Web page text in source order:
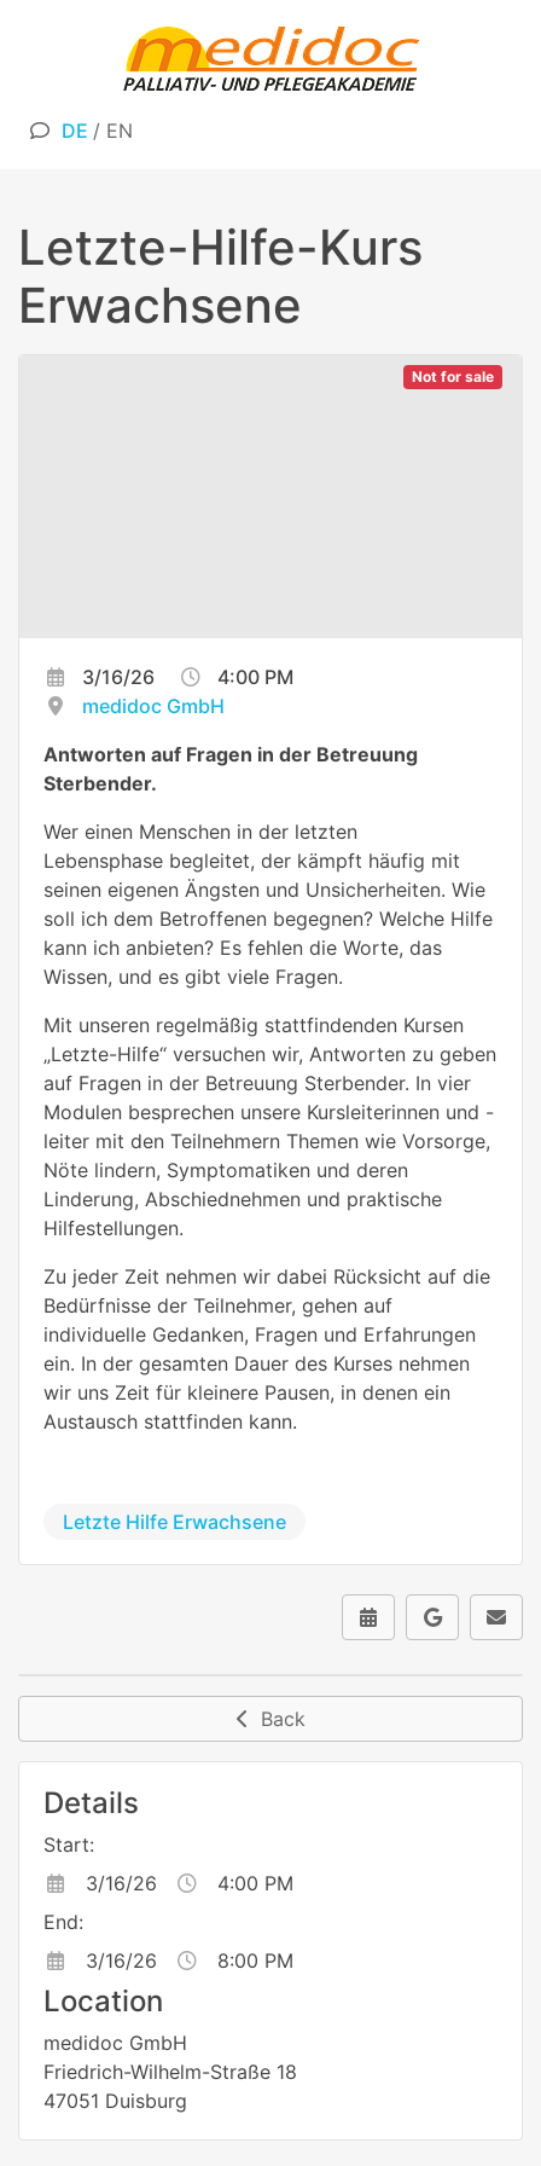
DE / EN
Letzte-Hilfe-Kurs
Erwachsene
Not for sale
3/16/26
4:00 PM
medidoc GmbH
Antworten auf Fragen in der Betreuung
Sterbender.
Wer einen Menschen in der letzten
Lebensphase begleitet, der kämpft häufig mit
seinen eigenen Ängsten und Unsicherheiten. Wie
soll ich dem Betroffenen begegnen? Welche Hilfe
kann ich anbieten? Es fehlen die Worte, das
Wissen, und es gibt viele Fragen.
Mit unseren regelmäßig stattfindenden Kursen
„Letzte-Hilfe“ versuchen wir, Antworten zu geben
auf Fragen in der Betreuung Sterbender. In vier
Modulen besprechen unsere Kursleiterinnen und -
leiter mit den Teilnehmern Themen wie Vorsorge,
Nöte lindern, Symptomatiken und deren
Linderung, Abschiednehmen und praktische
Hilfestellungen.
Zu jeder Zeit nehmen wir dabei Rücksicht auf die
Bedürfnisse der Teilnehmer, gehen auf
individuelle Gedanken, Fragen und Erfahrungen
ein. In der gesamten Dauer des Kurses nehmen
wir uns Zeit für kleinere Pausen, in denen ein
Austausch stattfinden kann.
Letzte Hilfe Erwachsene
Back
Details
Start:
3/16/26
4:00 PM
End:
3/16/26
8:00 PM
Location
medidoc GmbH
Friedrich-Wilhelm-Straße 18
47051 Duisburg